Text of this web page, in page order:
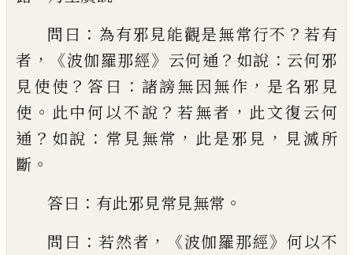
問曰 ： 為有邪 見能觀是無常行不 ？ 若有
者 ，《波伽羅那經》 云何通 ？ 如說 ： 云何邪
見使使 ？答曰 ： 諸謗無因無作 ， 是名邪見
使 。 此中何以不說 ？若無者 ， 此文復云何
通 ？ 如說 ： 常見無常 ， 此是邪見 ， 見滅所
斷 。
答曰 ： 有此邪見常見無常 。
問曰 ：若然者 ，《波伽羅那經》何以不